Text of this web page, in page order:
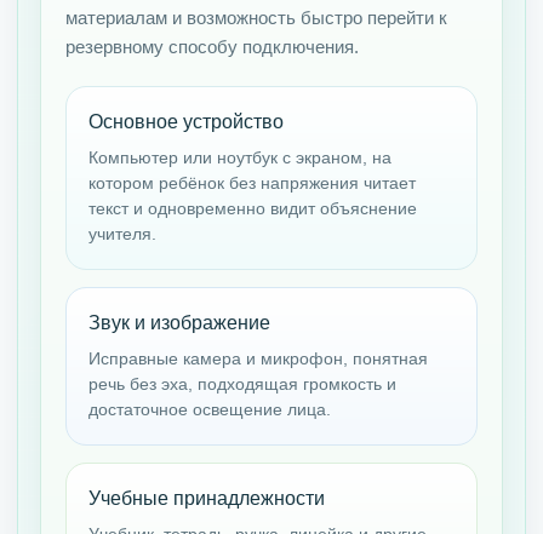
материалам и возможность быстро перейти к
резервному способу подключения.
Основное устройство
Компьютер или ноутбук с экраном, на
котором ребёнок без напряжения читает
текст и одновременно видит объяснение
учителя.
Звук и изображение
Исправные камера и микрофон, понятная
речь без эха, подходящая громкость и
достаточное освещение лица.
Учебные принадлежности